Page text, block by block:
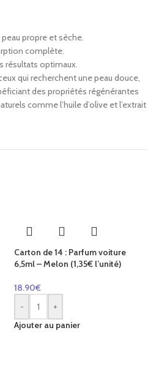
propre et sèche.
complète.
résultats optimaux.
qui recherchent une peau douce,
des propriétés régénérantes
comme l’huile d’olive et l’extrait
Carton de 14 : Parfum voiture
6,5ml – Melon (1,35€ l’unité)
18.90€
-
+
Ajouter au panier